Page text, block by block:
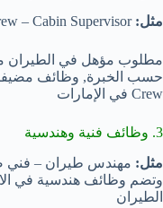
مثل: Cabin Crew – Cabin Supervisor
مطلوب مؤهل في الطيران
Crew في الإمارات
3. وظائف فنية وهندسية
مثل: مهندس طيران – فني
وتضم وظائف هندسية في
الطيران